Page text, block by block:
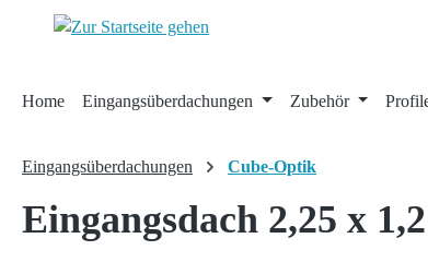
Hauptinhalt springen
Zur Suche springen
Zur Hauptnavigation springen
Home Eingangsüberdachungen Zubehör
Eingangsüberdachungen Cube-Optik
Eingangsdach 2,25 x